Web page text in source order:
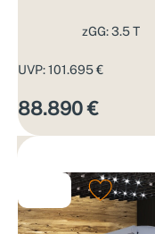
zGG: 3.5 T
UVP: 101.695 €
88.890 €